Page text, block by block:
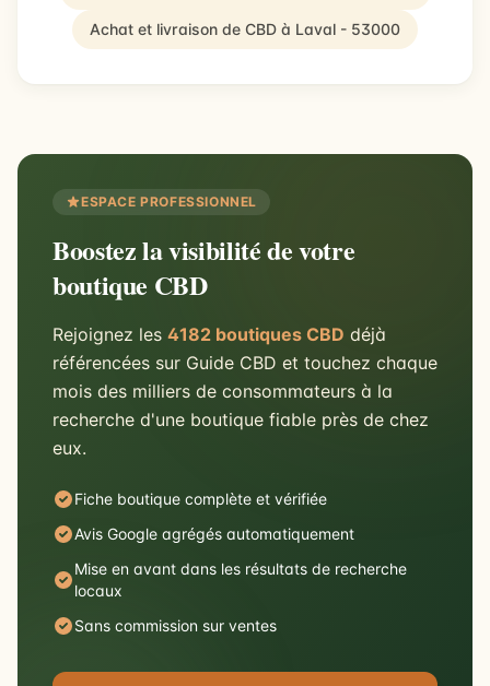
Achat et livraison de CBD à Laval - 53000
ESPACE PROFESSIONNEL
Boostez la visibilité de votre
boutique CBD
Rejoignez les 4182 boutiques CBD déjà
référencées sur Guide CBD et touchez chaque
mois des milliers de consommateurs à la
recherche d'une boutique fiable près de chez
eux.
Fiche boutique complète et vérifiée
Avis Google agrégés automatiquement
Mise en avant dans les résultats de recherche
locaux
Sans commission sur ventes